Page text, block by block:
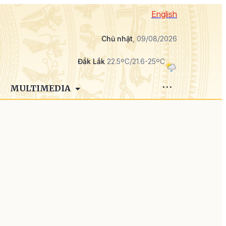
English
Chủ nhật, 09/08/2026
Đắk Lắk22.5ºC/21.6-25ºC
MULTIMEDIA